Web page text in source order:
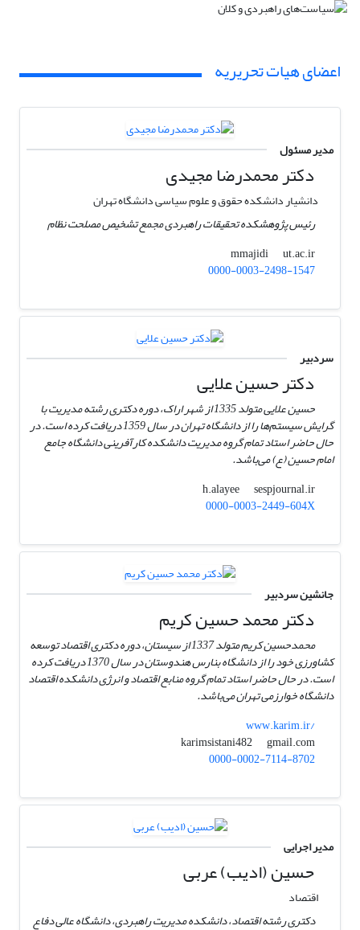
اعضای هیات تحریریه
مدیر مسئول
دکتر محمدرضا مجیدی
دانشیار دانشکده حقوق و علوم سیاسی دانشگاه تهران
رئیس پژوهشکده تحقیقات راهبردی مجمع تشخیص مصلحت نظام
mmajidi
ut.ac.ir
0000-0003-2498-1547
سردبیر
دکتر حسین علایی
حسین علایی متولد 1335 از شهر اراک، دوره دکتری رشته مدیریت با
گرایش سیستم‌ها را از دانشگاه تهران در سال 1359 دریافت کرده است. در
حال حاضر استاد تمام گروه مدیریت دانشکده کارآفرینی دانشگاه جامع
امام حسین (ع) می‌باشد.
h.alayee
sespjournal.ir
0000-0003-2449-604X
جانشین سردبیر
دکتر محمد حسین کریم
محمدحسین کریم متولد 1337 از سیستان، دوره دکتری اقتصاد توسعه
کشاورزی خود را از دانشگاه بنارس هندوستان در سال 1370 دریافت کرده
است. در حال حاضر استاد تمام گروه منابع اقتصاد و انرژی دانشکده اقتصاد
دانشگاه خوارزمی تهران می‌باشد.
www.karim.ir/
karimsistani482
gmail.com
0000-0002-7114-8702
مدیر اجرایی
حسین (ادیب) عربی
اقتصاد
دکتری رشته اقتصاد، دانشکده مدیریت راهبردی، دانشگاه عالی دفاع